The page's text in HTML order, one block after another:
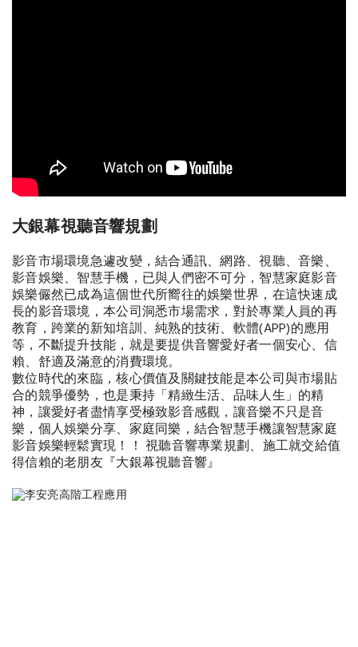
大銀幕視聽音響規劃
影音市場環境急遽改變，結合通訊、網路、視聽、音樂、
影音娛樂、智慧手機，已與人們密不可分，智慧家庭影音
娛樂儼然已成為這個世代所嚮往的娛樂世界，在這快速成
長的影音環境，本公司洞悉市場需求，對於專業人員的再
教育，跨業的新知培訓、純熟的技術、軟體(APP)的應用
等，不斷提升技能，就是要提供音響愛好者一個安心、信
賴、舒適及滿意的消費環境。
數位時代的來臨，核心價值及關鍵技能是本公司與市場貼
合的競爭優勢，也是秉持「精緻生活、品味人生」的精
神，讓愛好者盡情享受極致影音感觀，讓音樂不只是音
樂，個人娛樂分享、家庭同樂，結合智慧手機讓智慧家庭
影音娛樂輕鬆實現！！ 視聽音響專業規劃、施工就交給值
得信賴的老朋友『大銀幕視聽音響』